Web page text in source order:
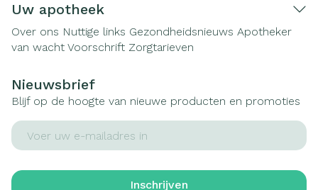
Uw apotheek
Over ons Nuttige links Gezondheidsnieuws Apotheker
van wacht Voorschrift Zorgtarieven
Nieuwsbrief
Blijf op de hoogte van nieuwe producten en promoties
E-mail adres
Inschrijven